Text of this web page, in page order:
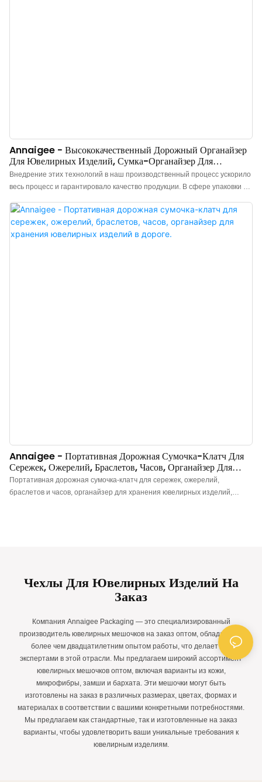
Annaigee - Высококачественный Дорожный Органайзер
Для Ювелирных Изделий, Сумка-Органайзер Для
Хранения Украшений.
Внедрение этих технологий в наш производственный процесс ускорило
весь процесс и гарантировало качество продукции. В сфере упаковки и
органайзер для ювелирных изделий в рулоне, изготовленный на заказ,
является очень полезным.
Annaigee - Портативная Дорожная Сумочка-Клатч Для
Сережек, Ожерелий, Браслетов, Часов, Органайзер Для
Хранения Ювелирных Изделий В Дороге.
Портативная дорожная сумочка-клатч для сережек, ожерелий,
браслетов и часов, органайзер для хранения ювелирных изделий,
Чехлы Для Ювелирных Изделий На
Заказ
Компания Annaigee Packaging — это специализированный
производитель ювелирных мешочков на заказ оптом, обладающий
более чем двадцатилетним опытом работы, что делает нас
экспертами в этой отрасли. Мы предлагаем широкий ассортимент
ювелирных мешочков оптом, включая варианты из кожи,
микрофибры, замши и бархата. Эти мешочки могут быть
изготовлены на заказ в различных размерах, цветах, формах и
материалах в соответствии с вашими конкретными потребностями.
Мы предлагаем как стандартные, так и изготовленные на заказ
варианты, чтобы удовлетворить ваши уникальные требования к
ювелирным изделиям.